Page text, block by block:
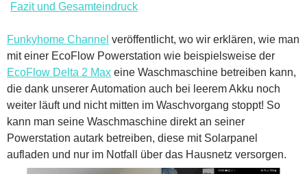
Fazit und Gesamteindruck
Funkyhome Channel veröffentlicht, wo wir erklären, wie man
mit einer EcoFlow Powerstation wie beispielsweise der
EcoFlow Delta 2 Max eine Waschmaschine betreiben kann,
die dank unserer Automation auch bei leerem Akku noch
weiter läuft und nicht mitten im Waschvorgang stoppt! So
kann man seine Waschmaschine direkt an seiner
Powerstation autark betreiben, diese mit Solarpanel
aufladen und nur im Notfall über das Hausnetz versorgen.